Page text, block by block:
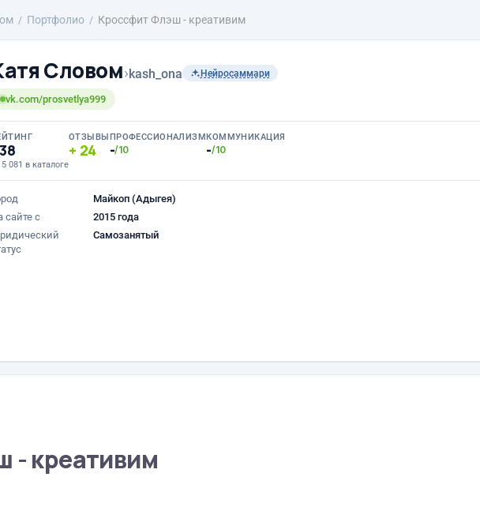
Портфолио Кроссфит Флэш - креативим
Словом›kash_ona Нейросаммари
vk.com/prosvetlya999
081 в каталоге
ОТЗЫВЫ
24
ПРОФЕССИОНАЛИЗМ
-/10
КОММУНИКАЦИЯ
-/10
Майкоп (Адыгея)
сайте с
2015 года
Самозанятый
- креативим